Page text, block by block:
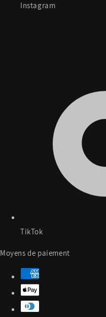
Instagram
TikTok
Moyens de paiement